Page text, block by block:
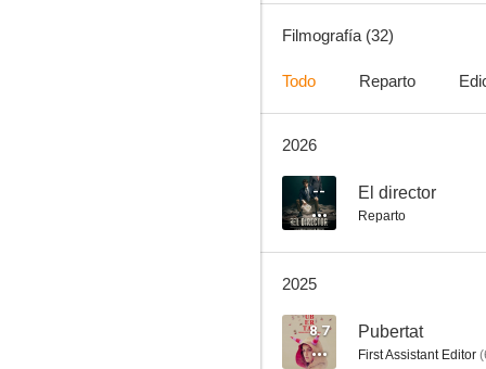
Filmografía (32)
Todo Reparto
2026
-- El director
Reparto
2025
8.7 Pubertat
First Assistant Editor (